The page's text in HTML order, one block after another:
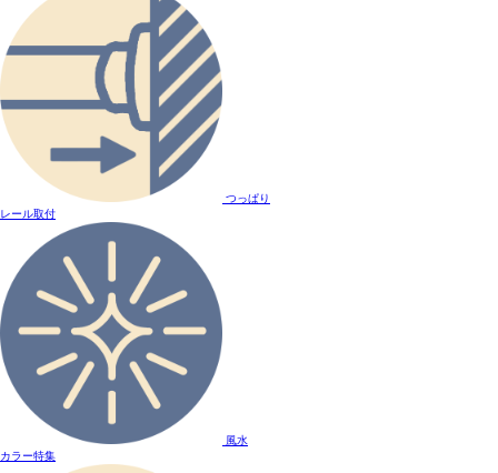
つっぱり
レール取付
風水
カラー特集